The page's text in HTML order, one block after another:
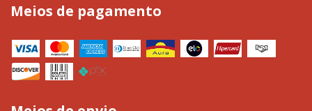
Meios de pagamento